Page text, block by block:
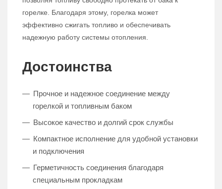
горелке. Благодаря этому, горелка может
эффективно сжигать топливо и обеспечивать
надежную работу системы отопления.
Достоинства
Прочное и надежное соединение между
горелкой и топливным баком
Высокое качество и долгий срок службы
Компактное исполнение для удобной установки
и подключения
Герметичность соединения благодаря
специальным прокладкам